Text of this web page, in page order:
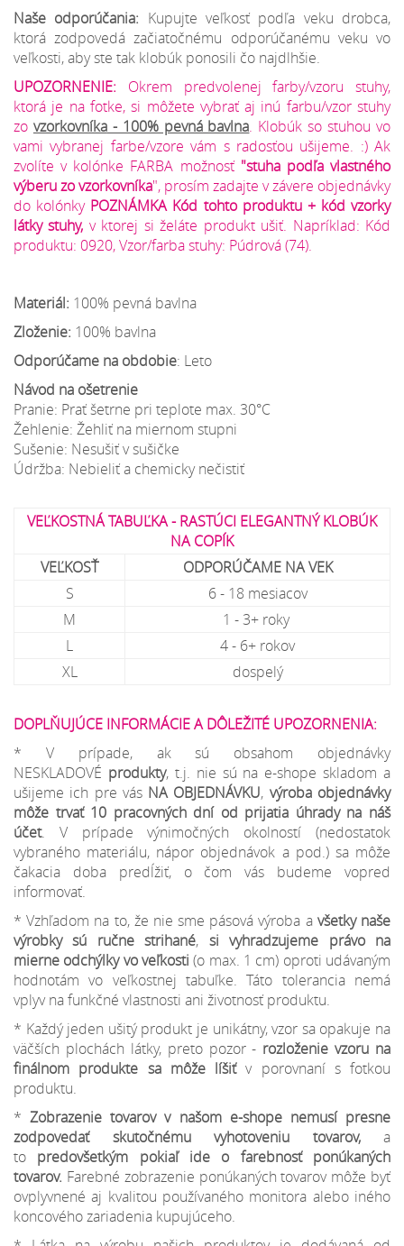
Naše odporúčania: Kupujte veľkosť podľa veku drobca,
ktorá zodpovedá začiatočnému odporúčanému veku vo
veľkosti, aby ste tak klobúk ponosili čo najdlhšie.
UPOZORNENIE: Okrem predvolenej farby/vzoru stuhy,
ktorá je na fotke, si môžete vybrať aj inú farbu/vzor stuhy
zo vzorkovníka- 100% pevná bavlna. Klobúk so stuhou vo
vami vybranej farbe/vzore vám s radosťou ušijeme. :) Ak
zvolíte v kolónke FARBA možnosť "stuha podľa vlastného
výberu zo vzorkovníka", prosím zadajte v závere objednávky
do kolónky POZNÁMKA Kód tohto produktu + kód vzorky
látky stuhy, v ktorej si želáte produkt ušiť. Napríklad: Kód
produktu: 0920, Vzor/farba stuhy: Púdrová (74).
Materiál: 100% pevná bavlna
Zloženie: 100% bavlna
Odporúčame na obdobie: Leto
Návod na ošetrenie
Pranie: Prať šetrne pri teplote max. 30°C
Žehlenie: Žehliť na miernom stupni
Sušenie: Nesušiť v sušičke
Údržba: Nebieliť a chemicky nečistiť
VEĽKOSTNÁ TABUĽKA - RASTÚCI ELEGANTNÝ KLOBÚK
NA COPÍK
VEĽKOSŤ
ODPORÚČAME NA VEK
S
6 - 18 mesiacov
M
1 - 3+ roky
L
4 - 6+ rokov
XL
dospelý
DOPLŇUJÚCE INFORMÁCIE A DÔLEŽITÉ UPOZORNENIA:
* V prípade, ak sú obsahom objednávky
NESKLADOVÉ produkty, t.j. nie sú na e-shope skladom a
ušijeme ich pre vásNA OBJEDNÁVKU, výroba objednávky
môže trvať 10 pracovných dní od prijatia úhrady na náš
účet. V prípade výnimočných okolností (nedostatok
vybraného materiálu, nápor objednávok a pod.) sa môže
čakacia doba predĺžiť, o čom vás budeme vopred
informovať.
* Vzhľadom na to, že nie sme pásová výroba a všetky naše
výrobky sú ručne strihané, si vyhradzujeme právo na
mierne odchýlky vo veľkosti (o max. 1 cm) oproti udávaným
hodnotám vo veľkostnej tabuľke. Táto tolerancia nemá
vplyv na funkčné vlastnosti ani životnosť produktu.
* Každý jeden ušitý produkt je unikátny, vzor sa opakuje na
väčších plochách látky, preto pozor - rozloženie vzoru na
finálnom produkte sa môže líšiťv porovnaní s fotkou
produktu.
*Zobrazenie tovarov v našom e-shope nemusí presne
zodpovedať skutočnému vyhotoveniu tovarov,a
to predovšetkým pokiaľ ide o farebnosť ponúkaných
tovarov. Farebné zobrazenie ponúkaných tovarov môže byť
ovplyvnené aj kvalitou používaného monitora alebo iného
koncového zariadenia kupujúceho.